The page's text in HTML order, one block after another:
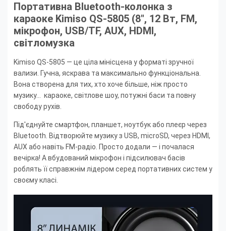
Портативна Bluetooth-колонка з
караоке Kimiso QS-5805 (8", 12 Вт, FM,
мікрофон, USB/TF, AUX, HDMI,
світломузка
Kimiso QS-5805 — це ціла мінісцена у форматі зручної
вализи. Гучна, яскрава та максимально функціональна.
Вона створена для тих, хто хоче більше, ніж просто
музику... караоке, світлове шоу, потужні баси та повну
свободу рухів.
Під'єднуйте смартфон, планшет, ноутбук або плеєр через
Bluetooth. Відтворюйте музику з USB, microSD, через HDMI,
AUX або навіть FM-радіо. Просто додали — і почалася
вечірка! А вбудований мікрофон і підсилювач басів
роблять її справжнім лідером серед портативних систем у
своєму класі.